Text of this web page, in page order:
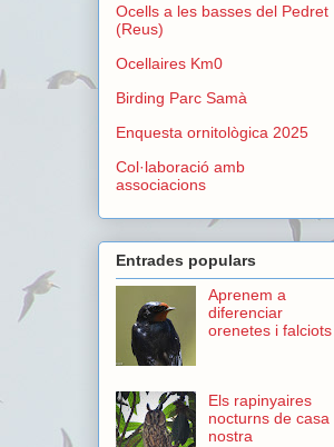
Ocells a les basses del Pedret
(Reus)
Ocellaires Km0
Birding Parc Samà
Enquesta ornitològica 2025
Col·laboració amb
associacions
Entrades populars
Aprenem a
diferenciar
orenetes i falciots
Els rapinyaires
nocturns de casa
nostra